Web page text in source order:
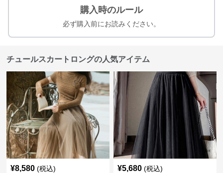
購入時のルール
必ず購入前にお読みください。
チュールスカートロングの人気アイテム
¥8,580 (税込) ¥5,680 (税込)